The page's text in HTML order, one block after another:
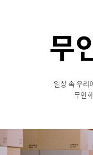
무
일상 속 우리
무인